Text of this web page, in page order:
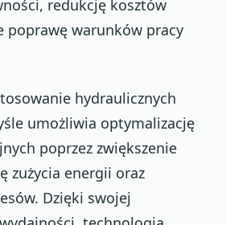
redukcję kosztów
poprawę warunków pracy
hydraulicznych
umożliwia optymalizację
poprzez zwiększenie
zużycia energii oraz
Dzięki swojej